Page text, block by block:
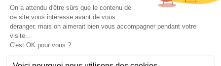
INFORMATIONS DE LA BOUTIQUE
QUESTIONS FRÉQUEMMENT POSÉES